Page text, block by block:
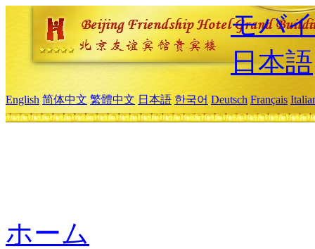
モバ
日本語
English 简体中文 繁體中文 日本語 한국어 Deutsch Français
ホーム